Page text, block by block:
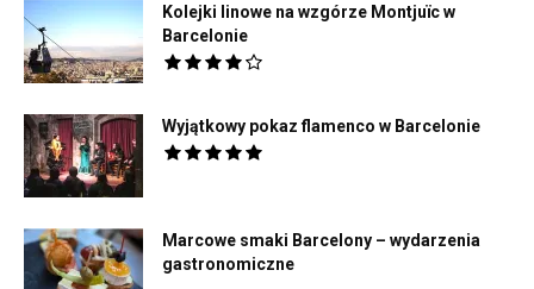
Kolejki linowe na wzgórze Montjuïc w
Barcelonie
Wyjątkowy pokaz flamenco w Barcelonie
Marcowe smaki Barcelony – wydarzenia
gastronomiczne